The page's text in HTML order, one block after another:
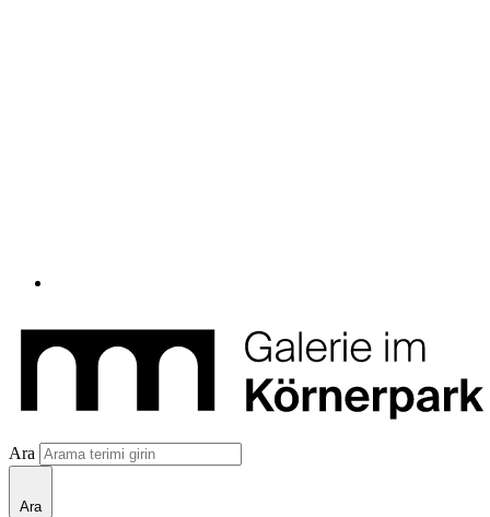
Ara
Ara